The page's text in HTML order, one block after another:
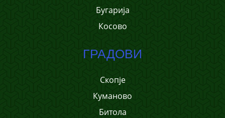
Бугарија
Косово
ГРАДОВИ
Скопје
Куманово
Битола